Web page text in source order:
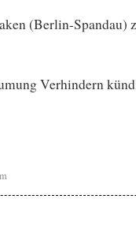
(Berlin-Spandau)
Verhindern